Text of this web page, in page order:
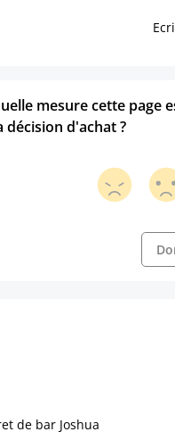
mesure cette page
décision d'achat ?